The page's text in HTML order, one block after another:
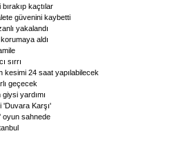
kaçtılar
güvenini kaybetti
yakalandı
aldı
sırrı
kesimi 24 saat yapılabilecek
geçecek
yardımı
'Duvara Karşı'
oyun sahnede